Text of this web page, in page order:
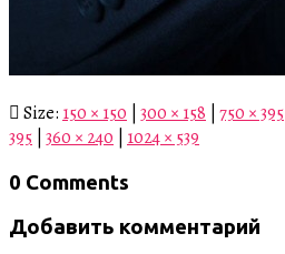
Size: 150 × 150 300 × 158 750 × 395
395 360 × 240 1024 × 539
0 Comments
Добавить комментарий